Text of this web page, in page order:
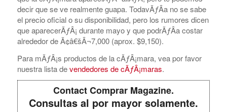
decir que se ve realmente guapa. TodavÃƒÂ­a no se sabe
el precio oficial o su disponibilidad, pero los rumores dicen
que aparecerÃƒÂ¡ durante mayo y que podrÃƒÂ­a costar
alrededor de Ã¢â€šÂ¬7,000 (aprox. $9,150).
Para mÃƒÂ¡s productos de la cÃƒÂ¡mara, vea por favor
nuestra lista devendedores de cÃƒÂ¡maras.
Contact Comprar Magazine.
Consultas al por mayor solamente.